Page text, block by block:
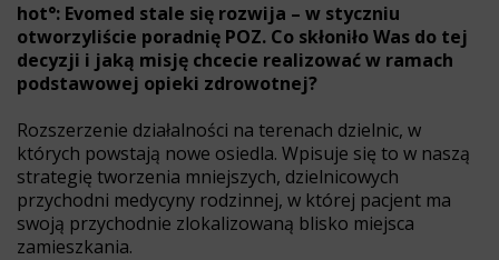
hot°: Evomed stale się rozwija – w styczniu
otworzyliście poradnię POZ. Co skłoniło Was do tej
decyzji i jaką misję chcecie realizować w ramach
podstawowej opieki zdrowotnej?
Rozszerzenie działalności na terenach dzielnic, w
których powstają nowe osiedla. Wpisuje się to w naszą
strategię tworzenia mniejszych, dzielnicowych
przychodni medycyny rodzinnej, w której pacjent ma
swoją przychodnie zlokalizowaną blisko miejsca
zamieszkania.